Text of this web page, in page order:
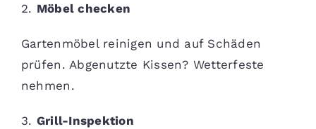
2. Möbel checken
Gartenmöbel reinigen und auf Schäden
prüfen. Abgenutzte Kissen? Wetterfeste
nehmen.
3. Grill-Inspektion